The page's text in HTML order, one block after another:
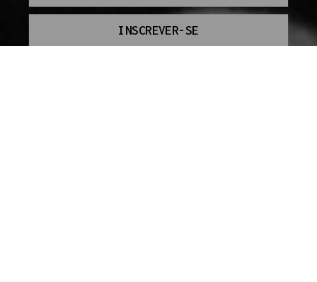
INSCREVER-SE